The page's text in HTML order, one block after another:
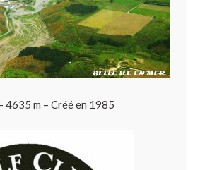
4635 m – Créé en 1985